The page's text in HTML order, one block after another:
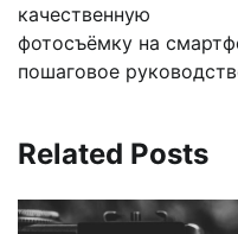
записям
качественную
фотосъёмку на
пошаговое
Related Posts